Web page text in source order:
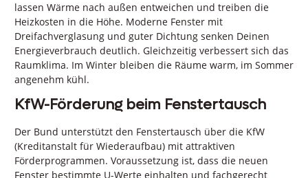
lassen Wärme nach außen entweichen und treiben die
Heizkosten in die Höhe. Moderne Fenster mit
Dreifachverglasung und guter Dichtung senken Deinen
Energieverbrauch deutlich. Gleichzeitig verbessert sich das
Raumklima. Im Winter bleiben die Räume warm, im Sommer
angenehm kühl.
KfW-Förderung beim Fenstertausch
Der Bund unterstützt den Fenstertausch über die KfW
(Kreditanstalt für Wiederaufbau) mit attraktiven
Förderprogrammen. Voraussetzung ist, dass die neuen
Fenster bestimmte U-Werte einhalten und fachgerecht